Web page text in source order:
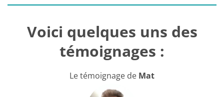
Voici quelques uns des
témoignages :
Le témoignage de Mat